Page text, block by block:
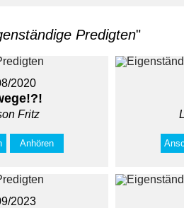
Predigten"
2020
Fritz
Anhören
2023